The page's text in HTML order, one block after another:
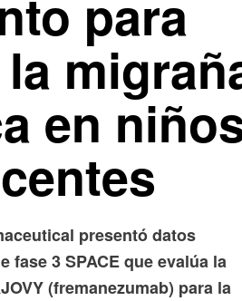
para
en
presentó datos
3 SPACE que evalúa la
(fremanezumab) para la